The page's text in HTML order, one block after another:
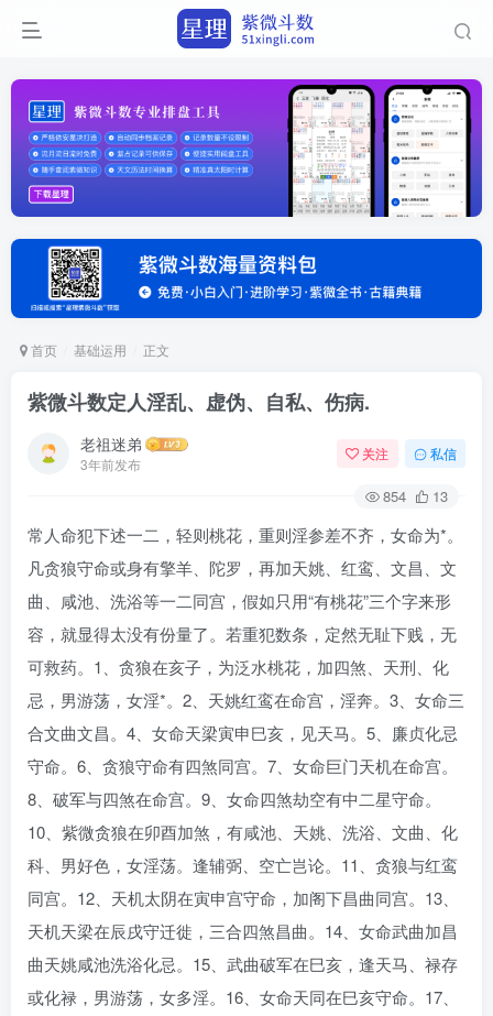
首页 基础运用 正文
紫微斗数定人淫乱、虚伪、自私、伤病.
老祖迷弟
3年前发布
关注 私信
854 13
常人命犯下述一二，轻则桃花，重则淫参差不齐，女命为*。
凡贪狼守命或身有擎羊、陀罗，再加天姚、红鸾、文昌、文
曲、咸池、洗浴等一二同宫，假如只用“有桃花”三个字来形
容，就显得太没有份量了。若重犯数条，定然无耻下贱，无
可救药。1、贪狼在亥子，为泛水桃花，加四煞、天刑、化
忌，男游荡，女淫*。2、天姚红鸾在命宫，淫奔。3、女命三
合文曲文昌。4、女命天梁寅申巳亥，见天马。5、廉贞化忌
守命。6、贪狼守命有四煞同宫。7、女命巨门天机在命宫。
8、破军与四煞在命宫。9、女命四煞劫空有中二星守命。
10、紫微贪狼在卯酉加煞，有咸池、天姚、洗浴、文曲、化
科、男好色，女淫荡。逢辅弼、空亡岂论。11、贪狼与红鸾
同宫。12、天机太阴在寅申宫守命，加阁下昌曲同宫。13、
天机天梁在辰戌守迁徙，三合四煞昌曲。14、女命武曲加昌
曲天姚咸池洗浴化忌。15、武曲破军在巳亥，逢天马、禄存
或化禄，男游荡，女多淫。16、女命天同在巳亥守命。17、